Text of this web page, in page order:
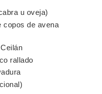
u oveja)
copos de avena
rallado